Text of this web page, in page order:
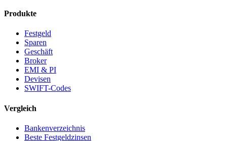
Produkte
Festgeld
Sparen
Geschäft
Broker
EMI & PI
Devisen
SWIFT-Codes
Vergleich
Bankenverzeichnis
Beste Festgeldzinsen